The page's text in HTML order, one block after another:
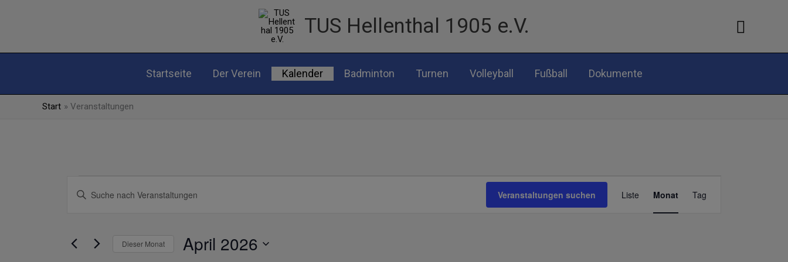
TUS Hellenthal 1905 e.V. Suchen
Startseite Der Verein Kalender Badminton Turnen Volleyball Fußball Dokumente
Start Veranstaltungen
Suche
Navigation
Bitte
nach
Veranstaltungen suchen
Ansichten-
Navigation
Liste Monat Tag
Dieser Monat April 2026